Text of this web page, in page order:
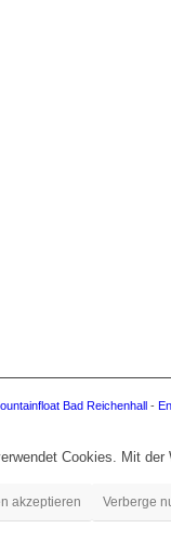
Bad Reichenhall -
Cookies. Mit
akzeptieren Verberge